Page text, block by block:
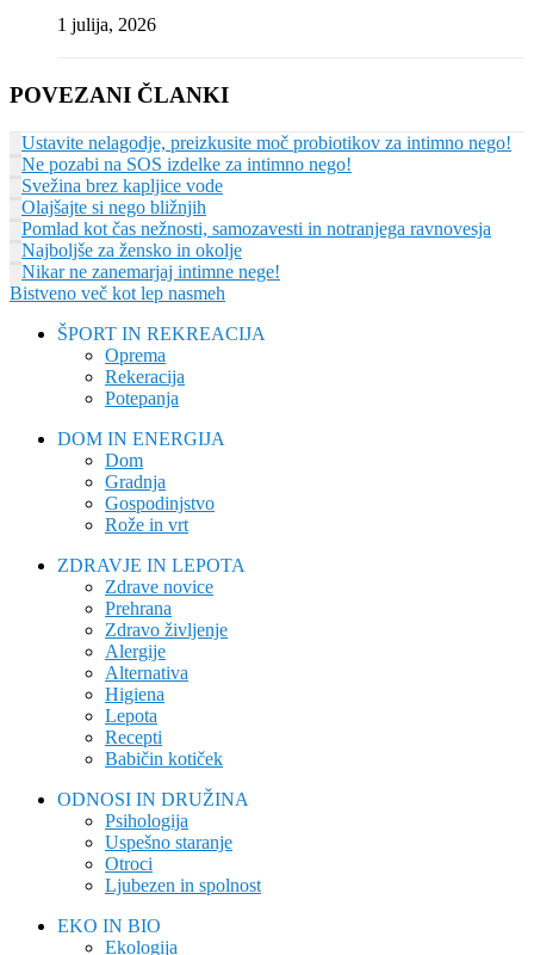
1 julija, 2026
POVEZANI ČLANKI
Ustavite nelagodje, preizkusite moč probiotikov za intimno nego!
Ne pozabi na SOS izdelke za intimno nego!
Svežina brez kapljice vode
Olajšajte si nego bližnjih
Pomlad kot čas nežnosti, samozavesti in notranjega ravnovesja
Najboljše za žensko in okolje
Nikar ne zanemarjaj intimne nege!
Bistveno več kot lep nasmeh
ŠPORT IN REKREACIJA
Oprema
Rekeracija
Potepanja
DOM IN ENERGIJA
Dom
Gradnja
Gospodinjstvo
Rože in vrt
ZDRAVJE IN LEPOTA
Zdrave novice
Prehrana
Zdravo življenje
Alergije
Alternativa
Higiena
Lepota
Recepti
Babičin kotiček
ODNOSI IN DRUŽINA
Psihologija
Uspešno staranje
Otroci
Ljubezen in spolnost
EKO IN BIO
Ekologija